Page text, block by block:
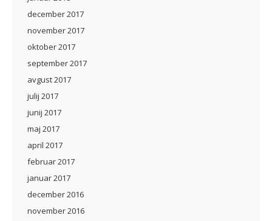
december 2017
november 2017
oktober 2017
september 2017
avgust 2017
julij 2017
junij 2017
maj 2017
april 2017
februar 2017
januar 2017
december 2016
november 2016